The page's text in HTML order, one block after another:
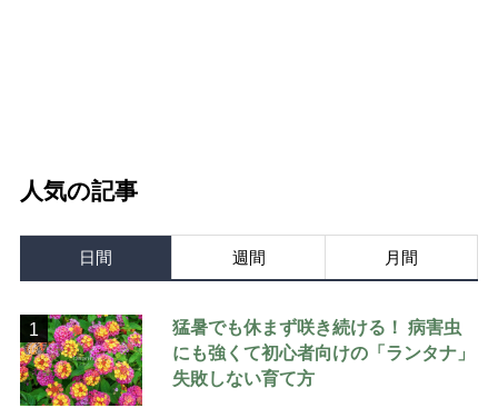
人気の記事
日間 週間 月間
1
猛暑でも休まず咲き続ける！ 病害虫
にも強くて初心者向けの「ランタナ」
失敗しない育て方